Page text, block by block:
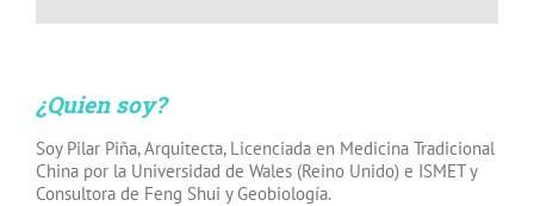
¿Quien soy?
Soy Pilar Piña, Arquitecta, Licenciada en Medicina Tradicional
China por la Universidad de Wales (Reino Unido) e ISMET y
Consultora de Feng Shui y Geobiología.